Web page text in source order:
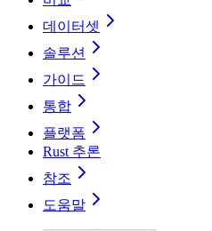
데이터셋
솔루션
가이드
통합
플랫폼
Rust 추론
참조
도움말